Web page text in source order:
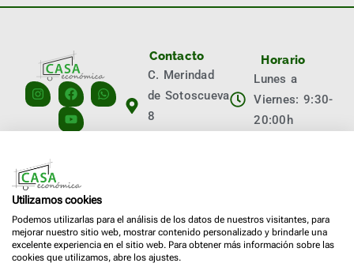
Contacto
C. Merindad
de Sotoscueva
8
794
+34 947 473
074
Horario
Lunes a
Viernes: 9:30-
20:00h
Utilizamos cookies
Podemos utilizarlas para el análisis de los datos de nuestros visitantes, para
mejorar nuestro sitio web, mostrar contenido personalizado y brindarle una
excelente experiencia en el sitio web. Para obtener más información sobre las
cookies que utilizamos, abre los ajustes.